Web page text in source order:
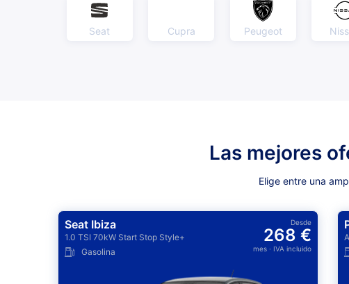
Seat Cupra Peugeot
Las mejores
Elige entre una
Seat Ibiza
1.0 TSI 70kW Start Stop Style+
Gasolina
Desde
268 €
mes· IVA incluido